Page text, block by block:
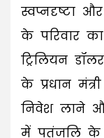
स्वप्नदृष्टा
के परिवार
ट्रिलियन
के प्रधान
निवेश लाने
में पतंजलि के